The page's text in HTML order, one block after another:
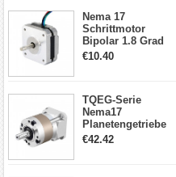
Nema 17
Schrittmotor
Bipolar 1.8 Grad
8.7Ncm 1A 3.5V 4
€10.40
TQEG-Serie
Nema17
Planetengetriebe
10:1 Spiel 15Arc-
€42.42